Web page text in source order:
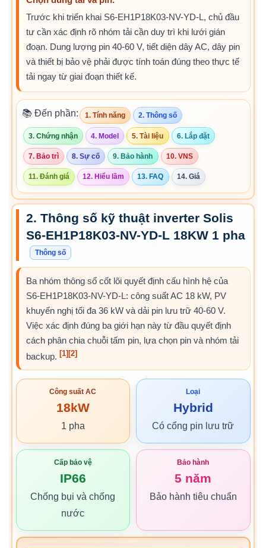
Trước khi triển khai S6-EH1P18K03-NV-YD-L, chủ đầu
tư cần xác định rõ nhóm tải cần duy trì khi lưới gián
đoạn. Dung lượng pin 40-60 V, tiết diện dây AC, dây pin
và thiết bị bảo vệ phải được tính toán đúng theo thực tế
tải ngay từ giai đoạn thiết kế.
📚 Đến phần: 1. Tính năng 2. Thông số
3. Chứng nhận 4. Model 5. Tài liệu 6. Lắp đặt
7. Bảo trì 8. Sự cố 9. Bảo hành 10. VNS
11. Đánh giá 12. Hiểu lầm 13. FAQ 14. Giá
2. Thông số kỹ thuật inverter Solis
S6-EH1P18K03-NV-YD-L 18KW 1 pha
Thông số
Ba nhóm thông số cốt lõi quyết định cấu hình hệ của
S6-EH1P18K03-NV-YD-L: công suất AC 18 kW, PV
khuyến nghị tối đa 36 kW và dải pin lưu trữ 40-60 V.
Việc xác định đúng ba giới hạn này từ đầu quyết định
cách phân chia chuỗi tấm pin, lựa chọn pin và nhóm tải
backup. [1] [2]
Công suất AC
18kW
1 pha
Loại
Hybrid
Có cổng pin lưu trữ
Cấp bảo vệ
IP66
Chống bụi và chống
nước
Bảo hành
5 năm
Bảo hành tiêu chuẩn